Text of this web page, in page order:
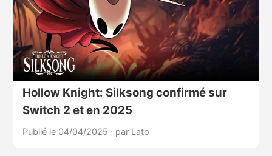
Hollow Knight: Silksong confirmé sur
Switch 2 et en 2025
Publié le 04/04/2025 · par Lato